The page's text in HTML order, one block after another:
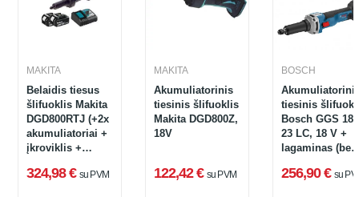
MAKITA
Belaidis tiesus
šlifuoklis Makita
DGD800RTJ (+2x
akumuliatoriai +
įkroviklis +
II)
324,98 € su PVM
MAKITA
Akumuliatorinis
tiesinis šlifuoklis
Makita DGD800Z,
18V
122,42 € su PVM
BOSCH
tiesinis
Bosch GGS
23 LC, 18 V +
lagaminas (be
ir įkroviklio)
256,90 € su